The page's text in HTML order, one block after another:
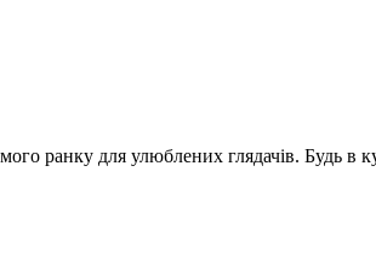
ранку для улюблених глядачів. Будь в